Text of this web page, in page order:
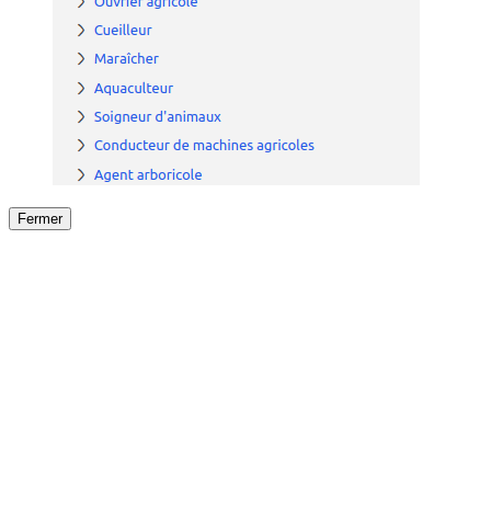
Fermer